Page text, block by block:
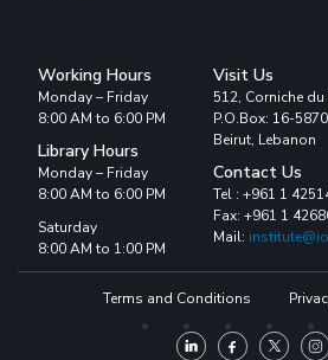
Working Hours
Monday – Friday
8:00 AM to 6:00 PM
Library Hours
Monday – Friday
8:00 AM to 6:00 PM
Saturday
8:00 AM to 1:00 PM
Visit Us
512, Corniche du
P.O.Box: 16-5870
Beirut, Lebanon
Contact Us
Tel : +961 1
Fax: +961 1
Mail:
Terms and Conditions